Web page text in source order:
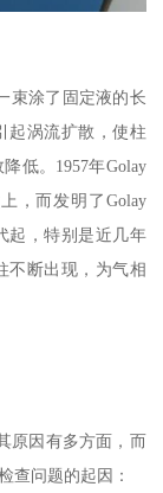
束涂了固定液的长
起涡流扩散，使柱
低。1957年Golay
，而发明了Golay
起，特别是近几年
不断出现，为气相
原因有多方面，而
查问题的起因：